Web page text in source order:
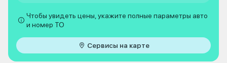
Чтобы увидеть цены, укажите полные параметры авто
и номер ТО
Сервисы на карте